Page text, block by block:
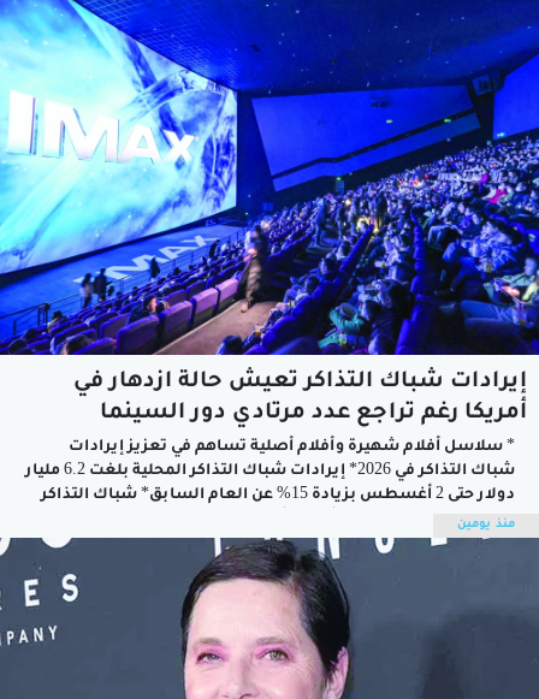
الذي ينشئه معجبو...
إيرادات شباك التذاكر تعيش حالة ازدهار في
أمريكا رغم تراجع عدد مرتادي دور السينما
* سلاسل أفلام شهيرة وأفلام أصلية تساهم في تعزيز إيرادات
شباك التذاكر في 2026* إيرادات ⁠شباك التذاكر المحلية بلغت 6.2 مليار
دولار حتى 2 أغسطس بزيادة 15% عن العام السابق* شباك التذاكر
الأمريكي يتجه نحو تحقيق أفضل أداء سنوي ​منذ انتهاء
الجائحة"رويترز": ​شهد شباك التذاكر في الولايات المتحدة أفضل
منذ يومين